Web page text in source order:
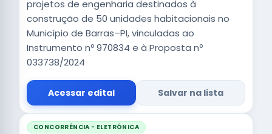
projetos de engenharia destinados à
construção de 50 unidades habitacionais no
Município de Barras–PI, vinculadas ao
Instrumento nº 970834 e à Proposta nº
033738/2024
Acessar edital Salvar na lista
CONCORRÊNCIA - ELETRÔNICA